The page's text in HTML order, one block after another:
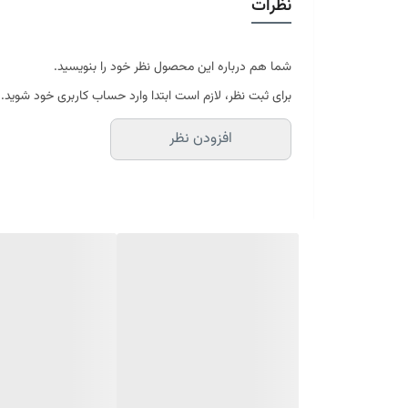
موجود در سایز بندی : 4 ، 6 ، 9 ، 12 متری ( قابل سفارش در ابعاد دلخواه-سایز غیر استاندارد)
ابعاد 6 متری : 200*300 سانتیمتر
ابعاد 9 متری : 250*350 سانتیمتر
ابعاد 12 متری : 300*400 سانتیمتر
ارسال کالای خواب متین تا کمتر از 30 روز کاری آینده
نظرات
شما هم درباره این محصول نظر خود را بنویسید.
برای ثبت نظر، لازم است ابتدا وارد حساب کاربری خود شوید.
افزودن نظر